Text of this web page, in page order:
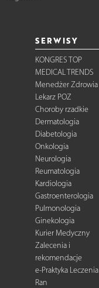
SERWISY
KONGRES TOP
MEDICAL TRENDS
Menedżer Zdrowia
Lekarz POZ
Choroby rzadkie
Dermatologia
Diabetologia
Onkologia
Neurologia
Reumatologia
Kardiologia
Gastroenterologia
Pulmonologia
Ginekologia
Kurier Medyczny
Zalecenia i
rekomendacje
e-Praktyka Leczenia
Ran